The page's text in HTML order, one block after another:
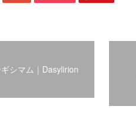
シマム｜Dasylirion